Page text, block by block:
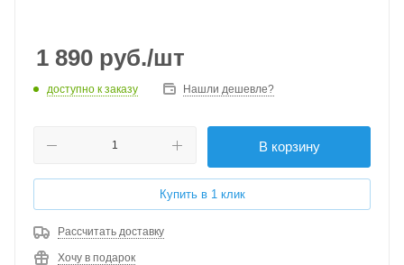
1 890 руб./шт
доступно к заказу Нашли дешевле?
В корзину
Купить в 1 клик
Рассчитать доставку
Хочу в подарок